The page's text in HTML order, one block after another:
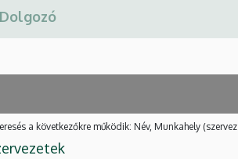
a következőkre működik: Név, Munkahely